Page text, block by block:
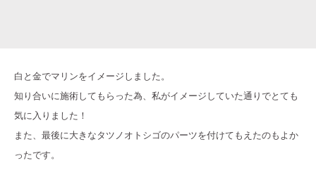
白と金でマリンをイメージしました。
知り合いに施術してもらった為、私がイメージしていた通りでとても
気に入りました！
また、最後に大きなタツノオトシゴのパーツを付けてもえたのもよか
ったです。